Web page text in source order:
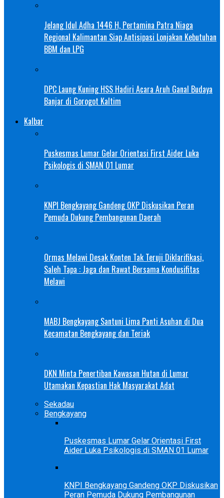
Jelang Idul Adha 1446 H, Pertamina Patra Niaga
Regional Kalimantan Siap Antisipasi Lonjakan Kebutuhan
BBM dan LPG
DPC Laung Kuning HSS Hadiri Acara Aruh Ganal Budaya
Banjar di Gorogot Kaltim
Kalbar
Puskesmas Lumar Gelar Orientasi First Aider Luka
Psikologis di SMAN 01 Lumar
KNPI Bengkayang Gandeng OKP Diskusikan Peran
Pemuda Dukung Pembangunan Daerah
Ormas Melawi Desak Konten Tak Teruji Diklarifikasi,
Saleh Tapa : Jaga dan Rawat Bersama Kondusifitas
Melawi
MABJ Bengkayang Santuni Lima Panti Asuhan di Dua
Kecamatan Bengkayang dan Teriak
DKN Minta Penertiban Kawasan Hutan di Lumar
Utamakan Kepastian Hak Masyarakat Adat
Sekadau
Bengkayang
Puskesmas Lumar Gelar Orientasi First
Aider Luka Psikologis di SMAN 01 Lumar
KNPI Bengkayang Gandeng OKP Diskusikan
Peran Pemuda Dukung Pembangunan